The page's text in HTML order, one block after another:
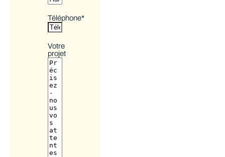
Téléphone*
Votre
projet